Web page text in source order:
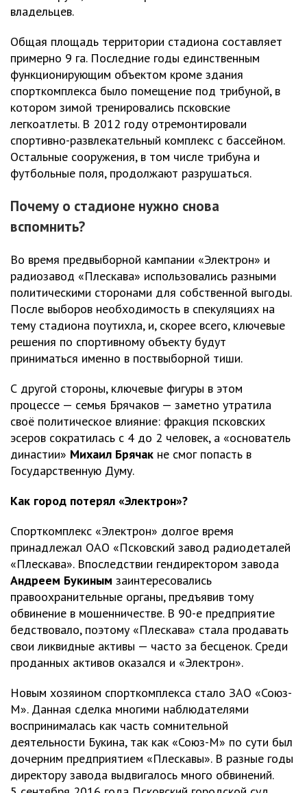
владельцев.
Общая площадь территории стадиона составляет
примерно 9 га. Последние годы единственным
функционирующим объектом кроме здания
спорткомплекса было помещение под трибуной, в
котором зимой тренировались псковские
легкоатлеты. В 2012 году отремонтировали
спортивно-развлекательный комплекс с бассейном.
Остальные сооружения, в том числе трибуна и
футбольные поля, продолжают разрушаться.
Почему о стадионе нужно снова
вспомнить?
Во время предвыборной кампании «Электрон» и
радиозавод «Плескава» использовались разными
политическими сторонами для собственной выгоды.
После выборов необходимость в спекуляциях на
тему стадиона поутихла, и, скорее всего, ключевые
решения по спортивному объекту будут
приниматься именно в поствыборной тиши.
С другой стороны, ключевые фигуры в этом
процессе — семья Брячаков — заметно утратила
своё политическое влияние: фракция псковских
эсеров сократилась с 4 до 2 человек, а «основатель
династии» Михаил Брячак не смог попасть в
Государственную Думу.
Как город потерял «Электрон»?
Спорткомплекс «Электрон» долгое время
принадлежал ОАО «Псковский завод радиодеталей
«Плескава». Впоследствии гендиректором завода
Андреем Букиным заинтересовались
правоохранительные органы, предъявив тому
обвинение в мошенничестве. В 90-е предприятие
бедствовало, поэтому «Плескава» стала продавать
свои ликвидные активы — часто за бесценок. Среди
проданных активов оказался и «Электрон».
Новым хозяином спорткомплекса стало ЗАО «Союз-
М». Данная сделка многими наблюдателями
воспринималась как часть сомнительной
деятельности Букина, так как «Союз-М» по сути был
дочерним предприятием «Плескавы». В разные годы
директору завода выдвигалось много обвинений.